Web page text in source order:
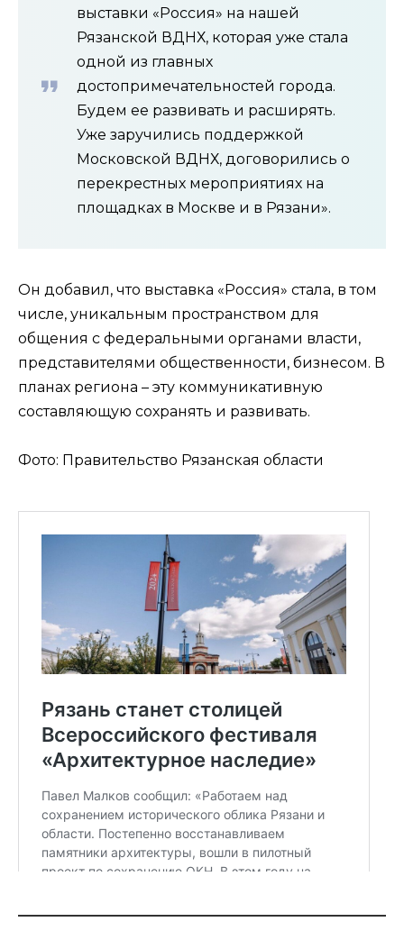
выставки «Россия» на нашей
Рязанской ВДНХ, которая уже стала
одной из главных
достопримечательностей города.
Будем ее развивать и расширять.
Уже заручились поддержкой
Московской ВДНХ, договорились о
перекрестных мероприятиях на
площадках в Москве и в Рязани».
Он добавил, что выставка «Россия» стала, в том
числе, уникальным пространством для
общения с федеральными органами власти,
представителями общественности, бизнесом. В
планах региона – эту коммуникативную
составляющую сохранять и развивать.
Фото: Правительство Рязанская области